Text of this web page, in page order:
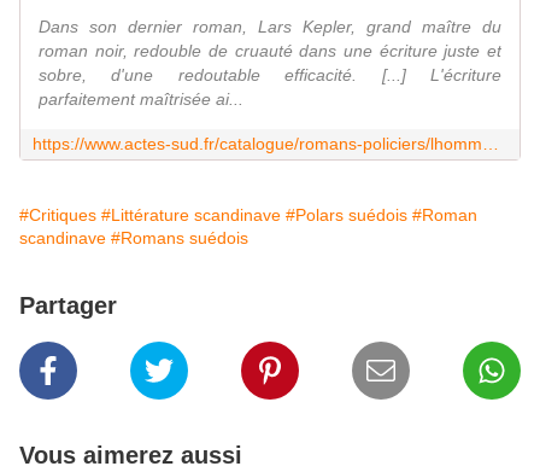
Dans son dernier roman, Lars Kepler, grand maître du
roman noir, redouble de cruauté dans une écriture juste et
sobre, d'une redoutable efficacité. [...] L'écriture
parfaitement maîtrisée ai...
#Critiques #Littérature scandinave #Polars suédois #Roman
scandinave #Romans suédois
Partager
Vous aimerez aussi